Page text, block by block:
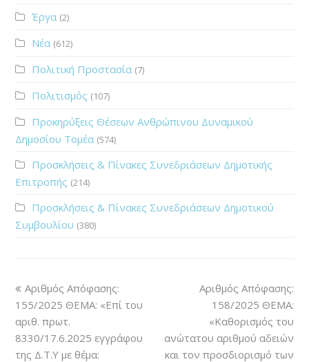
Έργα (2)
Νέα (612)
Πολιτική Προστασία (7)
Πολιτισμός (107)
Προκηρύξεις Θέσεων Ανθρώπινου Δυναμικού
Δημοσίου Τομέα (574)
Προσκλήσεις & Πίνακες Συνεδριάσεων Δημοτικής
Επιτροπής (214)
Προσκλήσεις & Πίνακες Συνεδριάσεων Δημοτικού
Συμβουλίου (380)
Αριθμός Απόφασης:
155/2025 ΘΕΜΑ: «Επί του
αριθ. πρωτ.
8330/17.6.2025 εγγράφου
της Δ.Τ.Υ με θέμα:
Αριθμός Απόφασης:
158/2025 ΘΕΜΑ:
«Καθορισμός του
ανώτατου αριθμού αδειών
και τον προσδιορισμό των